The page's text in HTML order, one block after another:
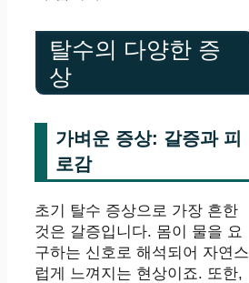
탈수의 다양한 증
상
가벼운 증상: 갈증과 피
로감
초기 탈수 증상으로 가장 흔한
것은 갈증입니다. 몸이 물을 요
구하는 신호로 해석되어 자연스
럽게 느껴지는 현상이죠. 또한,